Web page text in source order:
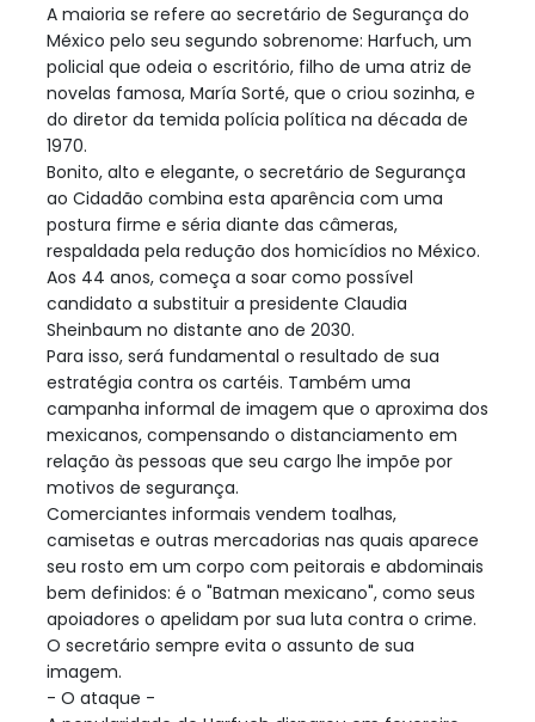
A maioria se refere ao secretário de Segurança do
México pelo seu segundo sobrenome: Harfuch, um
policial que odeia o escritório, filho de uma atriz de
novelas famosa, María Sorté, que o criou sozinha, e
do diretor da temida polícia política na década de
1970.
Bonito, alto e elegante, o secretário de Segurança
ao Cidadão combina esta aparência com uma
postura firme e séria diante das câmeras,
respaldada pela redução dos homicídios no México.
Aos 44 anos, começa a soar como possível
candidato a substituir a presidente Claudia
Sheinbaum no distante ano de 2030.
Para isso, será fundamental o resultado de sua
estratégia contra os cartéis. Também uma
campanha informal de imagem que o aproxima dos
mexicanos, compensando o distanciamento em
relação às pessoas que seu cargo lhe impõe por
motivos de segurança.
Comerciantes informais vendem toalhas,
camisetas e outras mercadorias nas quais aparece
seu rosto em um corpo com peitorais e abdominais
bem definidos: é o "Batman mexicano", como seus
apoiadores o apelidam por sua luta contra o crime.
O secretário sempre evita o assunto de sua
imagem.
- O ataque -